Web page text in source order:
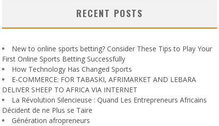
RECENT POSTS
New to online sports betting? Consider These Tips to Play Your
First Online Sports Betting Successfully
How Technology Has Changed Sports
E-COMMERCE: FOR TABASKI, AFRIMARKET AND LEBARA
DELIVER SHEEP TO AFRICA VIA INTERNET
La Révolution Silencieuse : Quand Les Entrepreneurs Africains
Décident de ne Plus se Taire
Génération afropreneurs